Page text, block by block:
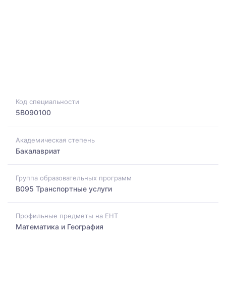
Код специальности
5B090100
Академическая степень
Бакалавриат
Группа образовательных программ
B095 Транспортные услуги
Профильные предметы на ЕНТ
Математика и География